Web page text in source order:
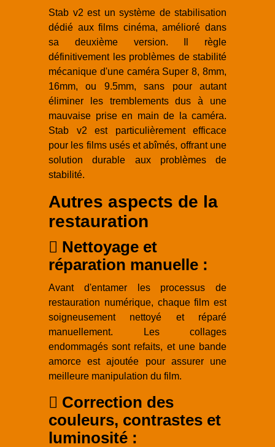
Stab v2 est un système de stabilisation
dédié aux films cinéma, amélioré dans
sa deuxième version. Il règle
définitivement les problèmes de stabilité
mécanique d'une caméra Super 8, 8mm,
16mm, ou 9.5mm, sans pour autant
éliminer les tremblements dus à une
mauvaise prise en main de la caméra.
Stab v2 est particulièrement efficace
pour les films usés et abîmés, offrant une
solution durable aux problèmes de
stabilité.
Autres aspects de la
restauration
Nettoyage et
réparation manuelle :
Avant d'entamer les processus de
restauration numérique, chaque film est
soigneusement nettoyé et réparé
manuellement. Les collages
endommagés sont refaits, et une bande
amorce est ajoutée pour assurer une
meilleure manipulation du film.
Correction des
couleurs, contrastes et
luminosité :